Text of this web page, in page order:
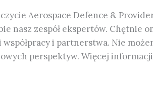
Aerospace Defence &
nasz zespół ekspertów. Chętnie
i partnerstwa. Nie
perspektyw. Więcej